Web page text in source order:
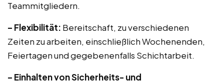
Teammitgliedern.
– Flexibilität: Bereitschaft, zu verschiedenen
Zeiten zu arbeiten, einschließlich Wochenenden,
Feiertagen und gegebenenfalls Schichtarbeit.
– Einhalten von Sicherheits- und